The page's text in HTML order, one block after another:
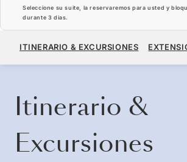
Seleccione su suite, la reservaremos para usted y
durante 3 dias.
16.920 US$
ITINERARIO & EXCURSIONES
Itinerario &
Excursiones